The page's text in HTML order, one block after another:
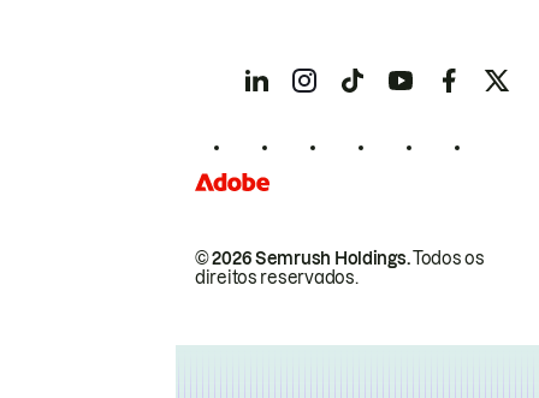
© 2026 Semrush Holdings.Todos os
direitos reservados.